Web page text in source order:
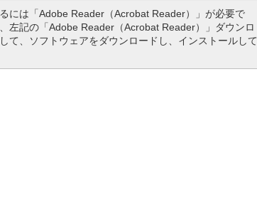
には「Adobe Reader（Acrobat Reader）」が必要で
左記の「Adobe Reader（Acrobat Reader）」ダウンロ
て、ソフトウェアをダウンロードし、インストールして